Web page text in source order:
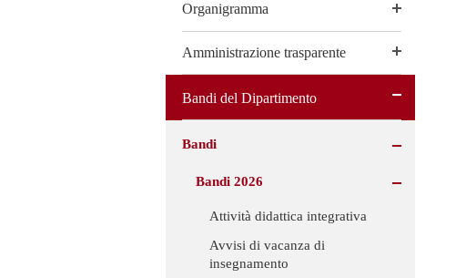
Organigramma
Amministrazione trasparente
Bandi del Dipartimento
Bandi
Bandi 2026
Attività didattica integrativa
Avvisi di vacanza di
insegnamento